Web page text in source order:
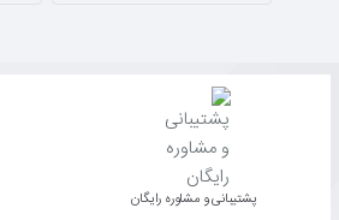
پشتیبانی و مشاوره رایگان